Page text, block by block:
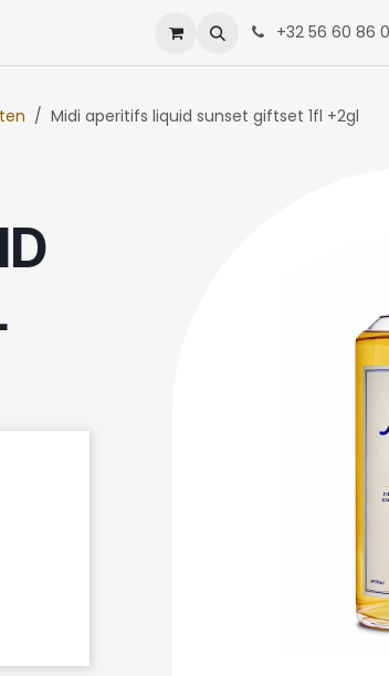
+32 56 60 86
Midi aperitifs liquid sunset giftset 1fl +2gl